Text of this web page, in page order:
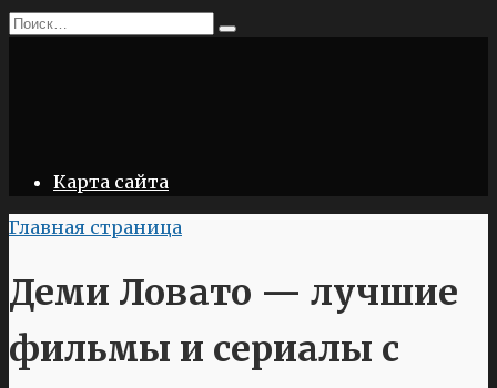
Перейти
Search
Карта сайта
Главная страница
Деми Ловато — лучшие
фильмы и сериалы с